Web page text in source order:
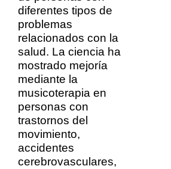
diferentes tipos de
problemas
relacionados con la
salud. La ciencia ha
mostrado mejoría
mediante la
musicoterapia en
personas con
trastornos del
movimiento,
accidentes
cerebrovasculares,